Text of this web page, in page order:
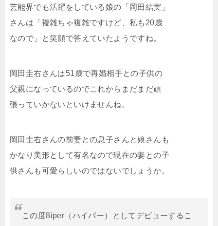
芸能界でも活躍をしている娘の「岡田結実」
さんは「複雑ちゃ複雑ですけど、私も20歳
なので」と笑顔で答えていたようですね。
岡田圭右さんは51歳で再婚相手との子供の
父親になっているのでこれからまだまだ頑
張っていかないといけませんね。
岡田圭右さんの前妻との息子さんと娘さんも
かなり美形として有名なので現在の妻との子
供さんも可愛らしいのではないでしょうか。
この度8iper（ハイパー）としてデビューするこ